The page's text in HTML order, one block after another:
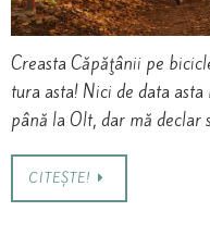
Creasta Căpăţânii pe
tura asta! Nici de data
până la Olt, dar mă declar
CITEȘTE!